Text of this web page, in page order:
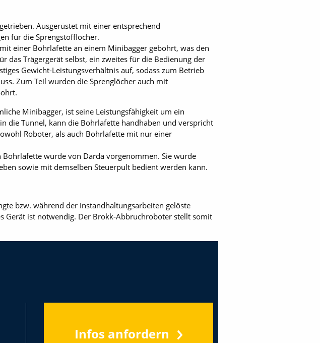
Ausgerüstet mit einer entsprechend
für die Sprengstoff­löcher.
einer Bohrlafette an einem Minibagger gebohrt, was den
das Trägergerät selbst, ein zweites für die Bedienung der
Gewicht-Leistungsverhältnis auf, sodass zum Betrieb
Zum Teil wurden die Sprenglöcher auch mit
Minibagger, ist seine Leistungsfähigkeit um ein
die Tunnel, kann die Bohrlafette handhaben und verspricht
Roboter, als auch Bohrlafette mit nur einer
wurde von Darda vorgenommen. Sie wurde
sowie mit demselben Steuerpult bedient werden kann.
bzw. während der Instandhaltungsarbeiten gelöste
Gerät ist notwendig. Der Brokk-Abbruchroboter stellt somit
Infos anfordern